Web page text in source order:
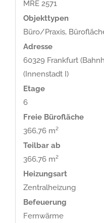
MRE 2571
Objekttypen
Büro/Praxis,
Adresse
60329 Frankfurt
(Innenstadt I)
Etage
6
Freie Bürofläche
366,76 m²
Teilbar ab
366,76 m²
Heizungsart
Zentralheizung
Befeuerung
Fernwärme